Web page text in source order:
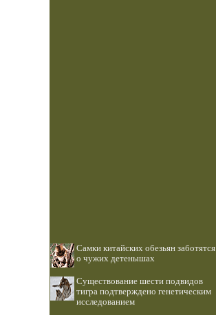
Самки китайских обезьян заботятся
о чужих детенышах
Существование шести подвидов
тигра подтверждено генетическим
исследованием